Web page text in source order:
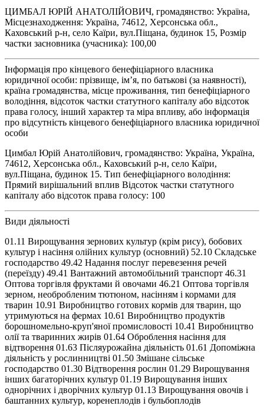
ЦИМБАЛ ЮРІЙ АНАТОЛІЙОВИЧ, громадянство: Україна,
Місцезнаходження: Україна, 74612, Херсонська обл.,
Каховський р-н, село Каїри, вул.Піщана, будинок 15, Розмір
частки засновника (учасника): 100,00
Інформація про кінцевого бенефіціарного власника
юридичної особи: прізвище, ім’я, по батькові (за наявності),
країна громадянства, місце проживання, тип бенефіціарного
володіння, відсоток частки статутного капіталу або відсоток
права голосу, інший характер та міра впливу, або інформація
про відсутність кінцевого бенефіціарного власника юридичної
особи
Цимбал Юрій Анатолійович, громадянство: Україна, Україна,
74612, Херсонська обл., Каховський р-н, село Каїри,
вул.Піщана, будинок 15. Тип бенефіціарного володіння:
Прямий вирішальний вплив Відсоток частки статутного
капіталу або відсоток права голосу: 100
Види діяльності
01.11 Вирощування зернових культур (крім рису), бобових
культур і насіння олійних культур (основний) 52.10 Складське
господарство 49.42 Надання послуг перевезення речей
(переїзду) 49.41 Вантажний автомобільний транспорт 46.31
Оптова торгівля фруктами й овочами 46.21 Оптова торгівля
зерном, необробленим тютюном, насінням і кормами для
тварин 10.91 Виробництво готових кормів для тварин, що
утримуються на фермах 10.61 Виробництво продуктів
борошномельно-круп'яної промисловості 10.41 Виробництво
олії та тваринних жирів 01.64 Оброблення насіння для
відтворення 01.63 Післяурожайна діяльність 01.61 Допоміжна
діяльність у рослинництві 01.50 Змішане сільське
господарство 01.30 Відтворення рослин 01.29 Вирощування
інших багаторічних культур 01.19 Вирощування інших
однорічних і дворічних культур 01.13 Вирощування овочів і
баштанних культур, коренеплодів і бульбоплодів